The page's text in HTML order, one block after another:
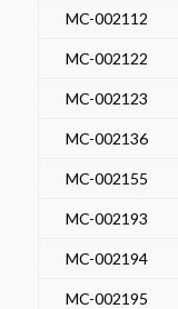
MC-002112
MC-002122
MC-002123
MC-002136
MC-002155
MC-002193
MC-002194
MC-002195